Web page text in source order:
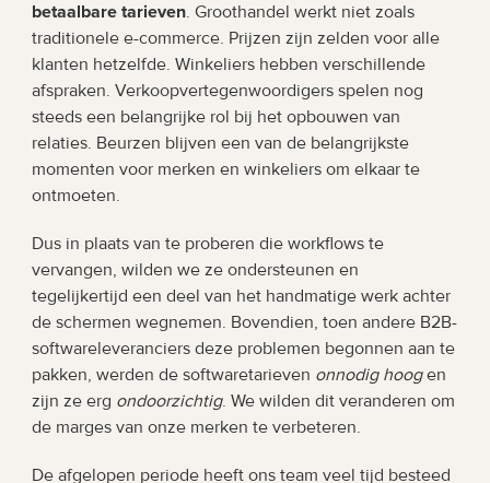
betaalbare tarieven. Groothandel werkt niet zoals
traditionele e-commerce. Prijzen zijn zelden voor alle
klanten hetzelfde. Winkeliers hebben verschillende
afspraken. Verkoopvertegenwoordigers spelen nog
steeds een belangrijke rol bij het opbouwen van
relaties. Beurzen blijven een van de belangrijkste
momenten voor merken en winkeliers om elkaar te
ontmoeten.
Dus in plaats van te proberen die workflows te
vervangen, wilden we ze ondersteunen en
tegelijkertijd een deel van het handmatige werk achter
de schermen wegnemen. Bovendien, toen andere B2B-
softwareleveranciers deze problemen begonnen aan te
pakken, werden de softwaretarieven onnodig hoog en
zijn ze erg ondoorzichtig. We wilden dit veranderen om
de marges van onze merken te verbeteren.
De afgelopen periode heeft ons team veel tijd besteed